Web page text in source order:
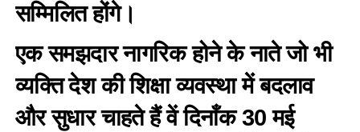
सम्मिलित होंगे।
एक समझदार नागरिक होने के नाते जो भी
व्यक्ति देश की शिक्षा व्यवस्था में बदलाव
और सुधार चाहते हैं वें दिनाँक 30 मई